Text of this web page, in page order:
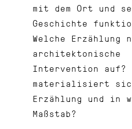
mit dem Ort und
Geschichte
Welche Erzählung
architektonische
Intervention auf?
materialisiert
Erzählung und in
Maßstab?